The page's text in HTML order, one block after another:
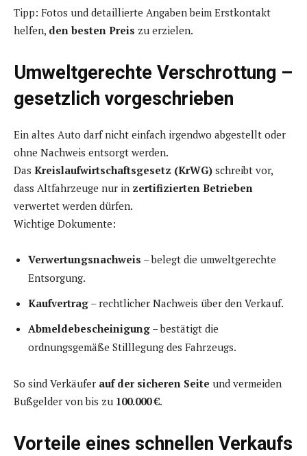
Tipp: Fotos und detaillierte Angaben beim Erstkontakt
helfen, den besten Preis zu erzielen.
Umweltgerechte Verschrottung –
gesetzlich vorgeschrieben
Ein altes Auto darf nicht einfach irgendwo abgestellt oder
ohne Nachweis entsorgt werden.
Das Kreislaufwirtschaftsgesetz (KrWG) schreibt vor,
dass Altfahrzeuge nur in zertifizierten Betrieben
verwertet werden dürfen.
Wichtige Dokumente:
Verwertungsnachweis – belegt die umweltgerechte
Entsorgung.
Kaufvertrag – rechtlicher Nachweis über den Verkauf.
Abmeldebescheinigung – bestätigt die
ordnungsgemäße Stilllegung des Fahrzeugs.
So sind Verkäufer auf der sicheren Seite und vermeiden
Bußgelder von bis zu 100.000 €.
Vorteile eines schnellen Verkaufs